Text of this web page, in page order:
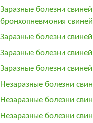
Заразные болезни
бронхопневмония свиней
Заразные болезни
Заразные болезни
Заразные болезни
Незаразные болезни
Незаразные болезни
Незаразные болезни